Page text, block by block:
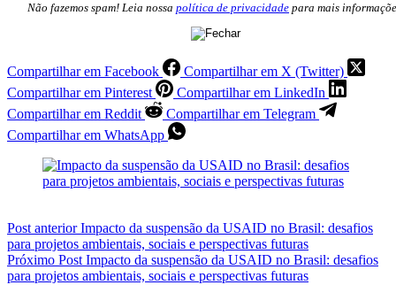
Não fazemos spam! Leia nossa política de privacidade para mais
Compartilhar em Facebook
Compartilhar em X (Twitter)
Compartilhar em Pinterest
Compartilhar em LinkedIn
Compartilhar em Reddit
Compartilhar em Telegram
Compartilhar em WhatsApp
Post anteriorImpacto da suspensão da USAID no Brasil: desafios
para projetos ambientais, sociais e perspectivas futuras
Próximo Post Impacto da suspensão da USAID no Brasil: desafios
para projetos ambientais, sociais e perspectivas futuras